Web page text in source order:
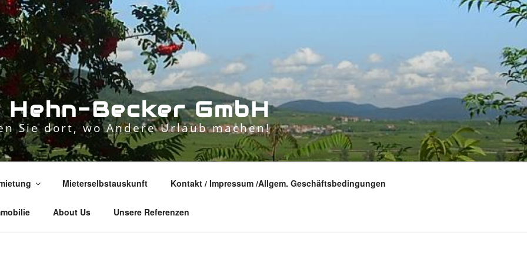
Hehn-Becker GmbH
Sie dort, wo Andere Urlaub machen!
Mieterselbstauskunft Kontakt / Impressum /Allgem. Geschäftsbedingungen
About Us Unsere Referenzen